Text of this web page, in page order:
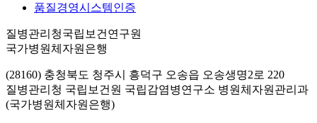
품질경영시스템인증
질병관리청국립보건연구원
국가병원체자원은행
(28160) 충청북도 청주시 흥덕구 오송읍 오송생명2로 220
질병관리청 국립보건원 국립감염병연구소 병원체자원관리과
(국가병원체자원은행)